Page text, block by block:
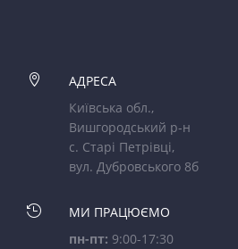

АДРЕСА
Київська обл.,
Вишгородський р-н
с. Старі Петрівці,
вул. Дубровського 8б

МИ ПРАЦЮЄМО
пн-пт: 9:00-17:30